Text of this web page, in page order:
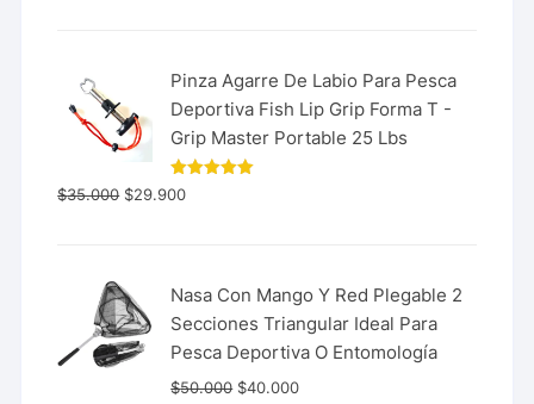
Pinza Agarre De Labio Para Pesca
Deportiva Fish Lip Grip Forma T -
Grip Master Portable 25 Lbs
Valorado
con
$35.000 $29.900
Nasa Con Mango Y Red Plegable 2
Secciones Triangular Ideal Para
Pesca Deportiva O Entomología
$50.000 $40.000